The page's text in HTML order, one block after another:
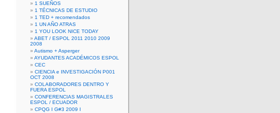
1 SUEÑOS
1 TÉCNICAS DE ESTUDIO
1 TED + recomendados
1 UN AÑO ATRAS
1 YOU LOOK NICE TODAY
ABET / ESPOL 2011 2010 2009
2008
Autismo + Asperger
AYUDANTES ACADÉMICOS ESPOL
CEC
CIENCIA e INVESTIGACIÓN P001
OCT 2008
COLABORADORES DENTRO Y
FUERA ESPOL
CONFERENCIAS MAGISTRALES
ESPOL / ECUADOR
CPQG I G#3 2009 I